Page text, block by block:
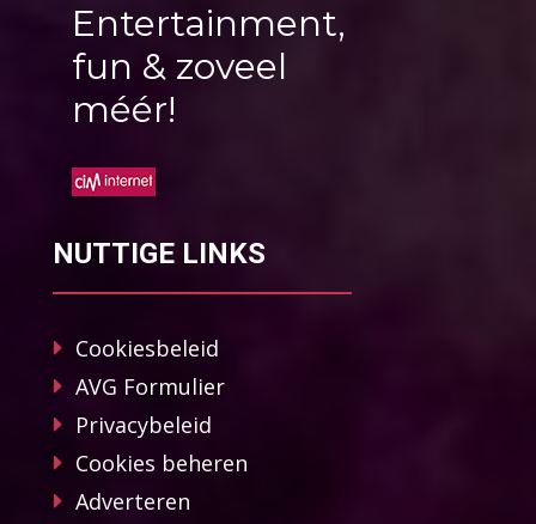
Entertainment,
fun & zoveel
méér!
NUTTIGE LINKS
Cookiesbeleid
AVG Formulier
Privacybeleid
Cookies beheren
Adverteren